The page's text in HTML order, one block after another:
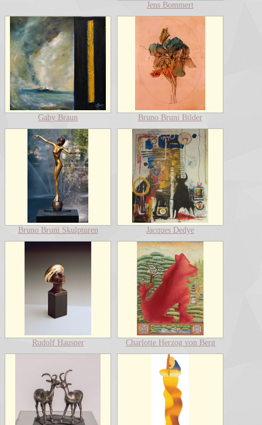
Jens Bommert
Gaby Braun Bruno Bruni Bilder
Bruno Bruni Skulpturen Jacques Dedye
Rudolf Hausner Charlotte Herzog von Berg